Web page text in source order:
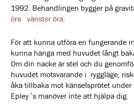
1992. Behandlingen bygger på
öra
vänster öra
För att kunna utföra en fungerande
kunna hänga med huvudet långt
Om din nacke är stel och du
huvudet motsvarande i ryggläge,
åka tillbaka mot känselsprötet under
Epley´s manöver inte att hjälpa dig.